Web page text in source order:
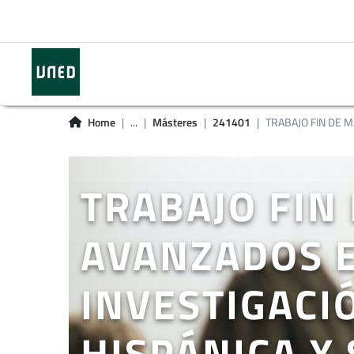
Home ... Másteres 241401 TRABAJO FIN DE
TRABAJO
AVANZADOS